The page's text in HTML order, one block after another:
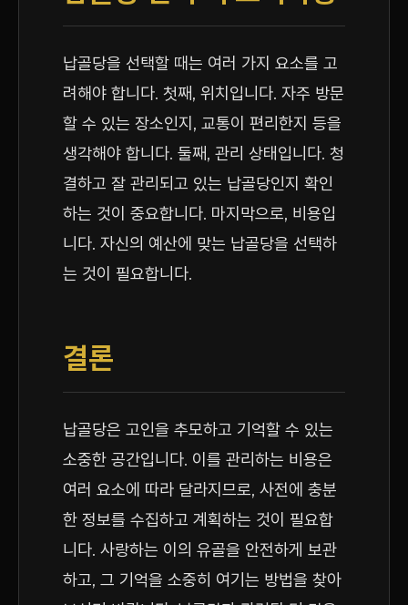
납골당을 선택할 때는 여러 가지 요소를 고
려해야 합니다. 첫째, 위치입니다. 자주 방문
할 수 있는 장소인지, 교통이 편리한지 등을
생각해야 합니다. 둘째, 관리 상태입니다. 청
결하고 잘 관리되고 있는 납골당인지 확인
하는 것이 중요합니다. 마지막으로, 비용입
니다. 자신의 예산에 맞는 납골당을 선택하
는 것이 필요합니다.
결론
납골당은 고인을 추모하고 기억할 수 있는
소중한 공간입니다. 이를 관리하는 비용은
여러 요소에 따라 달라지므로, 사전에 충분
한 정보를 수집하고 계획하는 것이 필요합
니다. 사랑하는 이의 유골을 안전하게 보관
하고, 그 기억을 소중히 여기는 방법을 찾아